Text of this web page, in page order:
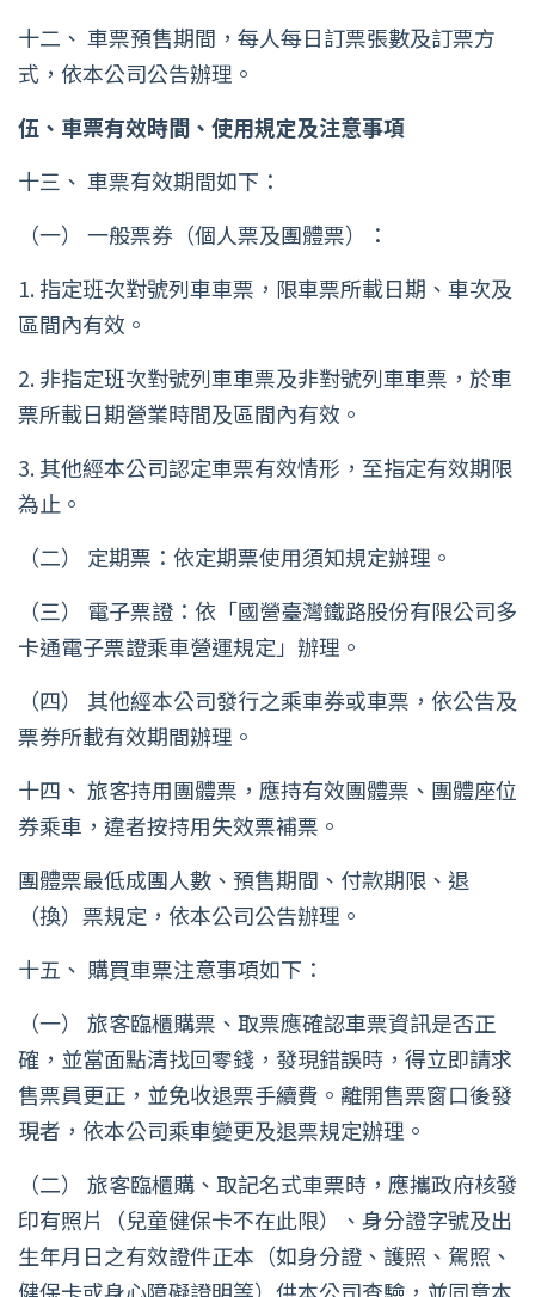
十二、 車票預售期間，每人每日訂票張數及訂票方
式，依本公司公告辦理。
伍、車票有效時間、使用規定及注意事項
十三、 車票有效期間如下：
（一） 一般票券（個人票及團體票）：
1. 指定班次對號列車車票，限車票所載日期、車次及
區間內有效。
2. 非指定班次對號列車車票及非對號列車車票，於車
票所載日期營業時間及區間內有效。
3. 其他經本公司認定車票有效情形，至指定有效期限
為止。
（二） 定期票：依定期票使用須知規定辦理。
（三） 電子票證：依「國營臺灣鐵路股份有限公司多
卡通電子票證乘車營運規定」辦理。
（四） 其他經本公司發行之乘車券或車票，依公告及
票券所載有效期間辦理。
十四、 旅客持用團體票，應持有效團體票、團體座位
券乘車，違者按持用失效票補票。
團體票最低成團人數、預售期間、付款期限、退
（換）票規定，依本公司公告辦理。
十五、 購買車票注意事項如下：
（一） 旅客臨櫃購票、取票應確認車票資訊是否正
確，並當面點清找回零錢，發現錯誤時，得立即請求
售票員更正，並免收退票手續費。離開售票窗口後發
現者，依本公司乘車變更及退票規定辦理。
（二） 旅客臨櫃購、取記名式車票時，應攜政府核發
印有照片（兒童健保卡不在此限）、身分證字號及出
生年月日之有效證件正本（如身分證、護照、駕照、